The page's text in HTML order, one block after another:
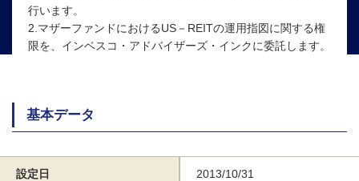
行います。
2.マザーファンドにおけるUS－REITの運用指図に関する権
限を、インベスコ・アドバイザーズ・インクに委託します。
基本データ
設定日 2013/10/31